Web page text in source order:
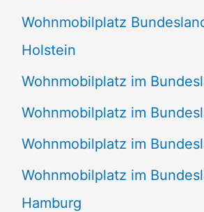
Wohnmobilplatz
Holstein
Wohnmobilplatz im
Wohnmobilplatz im
Wohnmobilplatz im
Wohnmobilplatz im
Hamburg